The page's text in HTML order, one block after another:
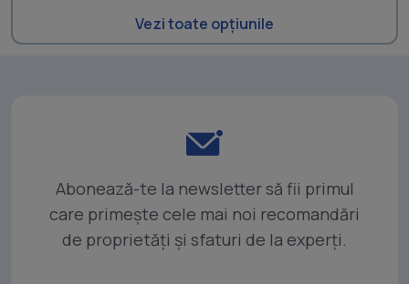
Vezi toate opțiunile
Abonează-te la newsletter să fii primul
care primește cele mai noi recomandări
de proprietăți și sfaturi de la experți.